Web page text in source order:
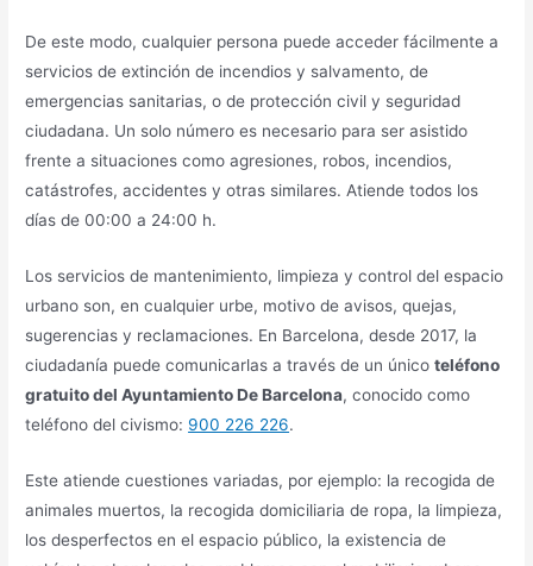
De este modo, cualquier persona puede acceder fácilmente a
servicios de extinción de incendios y salvamento, de
emergencias sanitarias, o de protección civil y seguridad
ciudadana. Un solo número es necesario para ser asistido
frente a situaciones como agresiones, robos, incendios,
catástrofes, accidentes y otras similares. Atiende todos los
días de 00:00 a 24:00 h.
Los servicios de mantenimiento, limpieza y control del espacio
urbano son, en cualquier urbe, motivo de avisos, quejas,
sugerencias y reclamaciones. En Barcelona, desde 2017, la
ciudadanía puede comunicarlas a través de un únicoteléfono
gratuito del Ayuntamiento De Barcelona, conocido como
teléfono del civismo: 900 226 226.
Este atiende cuestiones variadas, por ejemplo: la recogida de
animales muertos, la recogida domiciliaria de ropa, la limpieza,
los desperfectos en el espacio público, la existencia de